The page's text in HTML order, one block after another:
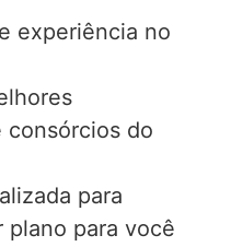
experiência no
consórcios do
para
plano para você